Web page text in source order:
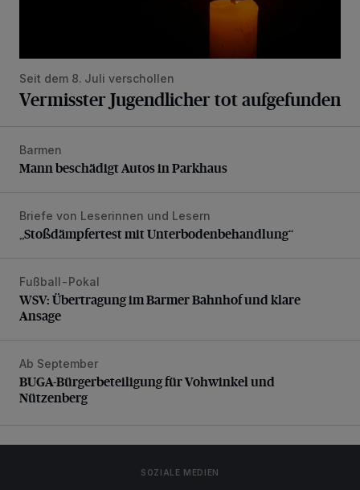
Seit dem 8. Juli verschollen
Vermisster Jugendlicher tot aufgefunden
Mann beschädigt Autos in Parkhaus
Barmen
Mann beschädigt Autos in Parkhaus
„Stoßdämpfertest mit Unterbodenbehandlung“
Briefe von Leserinnen und Lesern
„Stoßdämpfertest mit Unterbodenbehandlung“
WSV: Übertragung im Barmer Bahnhof und klare Ansage
Fußball-Pokal
WSV: Übertragung im Barmer Bahnhof und klare
Ansage
BUGA-Bürgerbeteiligung für Vohwinkel und Nützenberg
Ab September
BUGA-Bürgerbeteiligung für Vohwinkel und
Nützenberg
SOZIALE MEDIEN